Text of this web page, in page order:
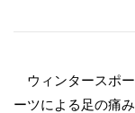
ウィンタースポ
ーツによる足の痛